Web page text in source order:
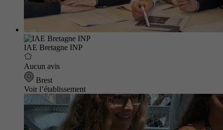
IAE Bretagne INP
Aucun avis
Brest
Voir l’établissement